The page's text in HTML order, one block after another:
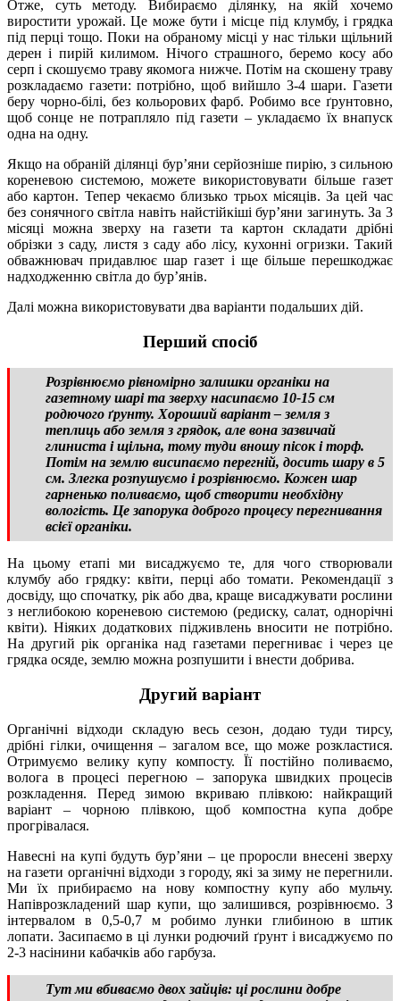
Отже, суть методу. Вибираємо ділянку, на якій хочемо
виростити урожай. Це може бути і місце під клумбу, і грядка
під перці тощо. Поки на обраному місці у нас тільки щільний
дерен і пирій килимом. Нічого страшного, беремо косу або
серп і скошуємо траву якомога нижче. Потім на скошену траву
розкладаємо газети: потрібно, щоб вийшло 3-4 шари. Газети
беру чорно-білі, без кольорових фарб. Робимо все ґрунтовно,
щоб сонце не потрапляло під газети – укладаємо їх внапуск
одна на одну.
Якщо на обраній ділянці бур’яни серйозніше пирію, з сильною
кореневою системою, можете використовувати більше газет
або картон. Тепер чекаємо близько трьох місяців. За цей час
без сонячного світла навіть найстійкіші бур’яни загинуть. За 3
місяці можна зверху на газети та картон складати дрібні
обрізки з саду, листя з саду або лісу, кухонні огризки. Такий
обважнювач придавлює шар газет і ще більше перешкоджає
надходженню світла до бур’янів.
Далі можна використовувати два варіанти подальших дій.
Перший спосіб
Розрівнюємо рівномірно залишки органіки на
газетному шарі та зверху насипаємо 10-15 см
родючого ґрунту. Хороший варіант – земля з
теплиць або земля з грядок, але вона зазвичай
глиниста і щільна, тому туди вношу пісок і торф.
Потім на землю висипаємо перегній, досить шару в 5
см. Злегка розпушуємо і розрівнюємо. Кожен шар
гарненько поливаємо, щоб створити необхідну
вологість. Це запорука доброго процесу перегнивання
всієї органіки.
На цьому етапі ми висаджуємо те, для чого створювали
клумбу або грядку: квіти, перці або томати. Рекомендації з
досвіду, що спочатку, рік або два, краще висаджувати рослини
з неглибокою кореневою системою (редиску, салат, однорічні
квіти). Ніяких додаткових підживлень вносити не потрібно.
На другий рік органіка над газетами перегниває і через це
грядка осяде, землю можна розпушити і внести добрива.
Другий варіант
Органічні відходи складую весь сезон, додаю туди тирсу,
дрібні гілки, очищення – загалом все, що може розкластися.
Отримуємо велику купу компосту. Її постійно поливаємо,
волога в процесі перегною – запорука швидких процесів
розкладення. Перед зимою вкриваю плівкою: найкращий
варіант – чорною плівкою, щоб компостна купа добре
прогрівалася.
Навесні на купі будуть бур’яни – це проросли внесені зверху
на газети органічні відходи з городу, які за зиму не перегнили.
Ми їх прибираємо на нову компостну купу або мульчу.
Напіврозкладений шар купи, що залишився, розрівнюємо. З
інтервалом в 0,5-0,7 м робимо лунки глибиною в штик
лопати. Засипаємо в ці лунки родючий ґрунт і висаджуємо по
2-3 насінини кабачків або гарбуза.
Тут ми вбиваємо двох зайців: ці рослини добре